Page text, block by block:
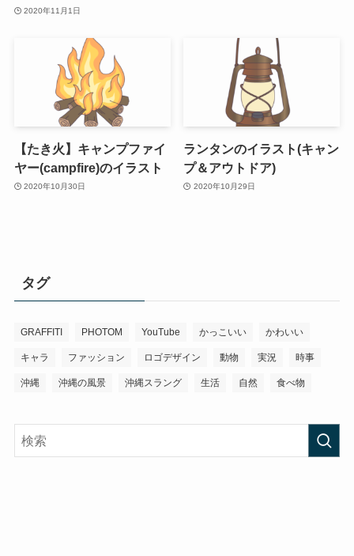
2020年11月1日
【たき火】キャンプファイ
ヤー(campfire)のイラスト
2020年10月30日
ランタンのイラスト(キャン
プ＆アウトドア)
2020年10月29日
タグ
GRAFFITI PHOTOM YouTube かっこいい かわいい
キャラ ファッション ロゴデザイン 動物 実況 時事
沖縄 沖縄の風景 沖縄スラング 生活 自然 食べ物